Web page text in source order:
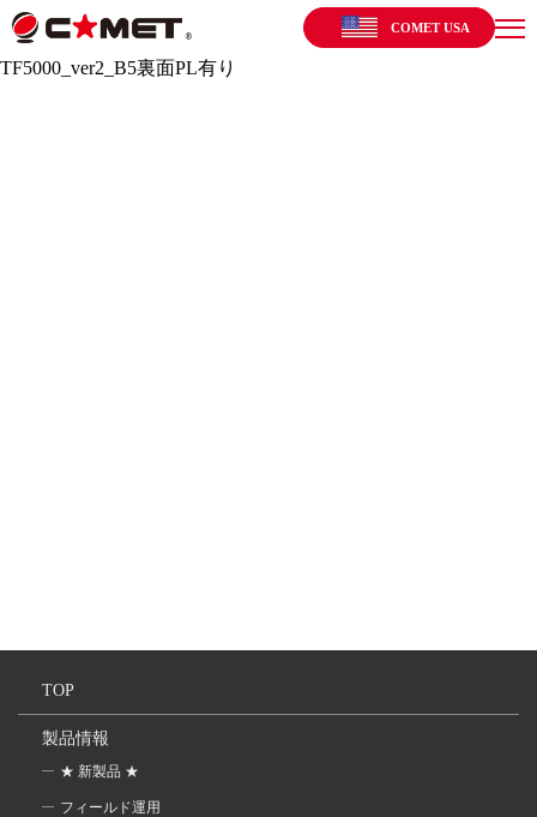
COMET USA
TF5000_ver2_B5裏面PL有り
TOP
製品情報
★ 新製品 ★
フィールド運用